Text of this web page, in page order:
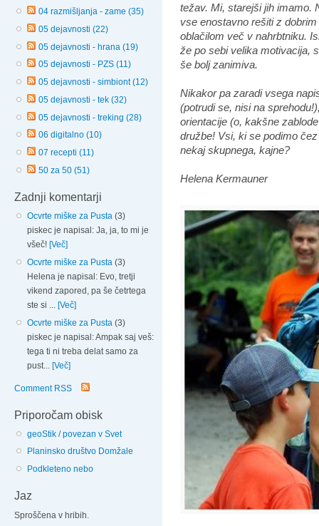
04 razmišljanja - zame (35)
05 dejavnosti (22)
05 dejavnosti - hrana (19)
05 dejavnosti - PZS (11)
05 dejavnosti - simbiont (12)
05 dejavnosti - tek (32)
05 dejavnosti - treking (28)
06 digitalno (10)
07 recepti (11)
50 za 50 (51)
Zadnji komentarji
Ocvrte miške za Pusta (3)
piskec je napisal: Ja, ja, to mi je
všeč! [Več]
Ocvrte miške za Pusta (3)
Helena je napisal: Evo, tretji
vikend zapored, pa še četrtega
ste si ... [Več]
Ocvrte miške za Pusta (3)
piskec je napisal: Ampak saj veš:
tega ti ni treba delat samo za
pust... [Več]
Comment RSS
Priporočam obisk
geoStik / povezan v Svet
Planinsko društvo Domžale
Podkleteno nebo
Jaz
Sproščena v hribih.
težav. Mi, starejši jih imamo.
vse enostavno rešiti z
oblačilom več v nahrbtniku.
že po sebi velika motivacija,
še bolj zanimiva.
Nikakor pa zaradi vsega
(potrudi se, nisi na
orientacije (o, kakšne
družbe! Vsi, ki se podimo
nekaj skupnega, kajne?
Helena Kermauner